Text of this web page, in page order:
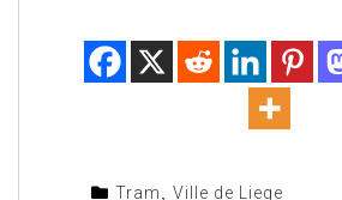
Tram Ville de Liege